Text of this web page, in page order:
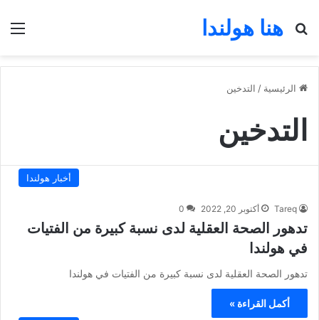
هنا هولندا
بحث عن
الرئيسية / التدخين
التدخين
أخبار هولندا
Tareq أكتوبر 20, 2022 0
تدهور الصحة العقلية لدى نسبة كبيرة من الفتيات
في هولندا
تدهور الصحة العقلية لدى نسبة كبيرة من الفتيات في هولندا
أكمل القراءة »